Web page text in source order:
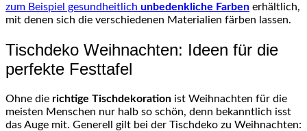
zum Beispiel gesundheitlich unbedenkliche Farben erhältlich,
mit denen sich die verschiedenen Materialien färben lassen.
Tischdeko Weihnachten: Ideen für die
perfekte Festtafel
Ohne die richtige Tischdekoration ist Weihnachten für die
meisten Menschen nur halb so schön, denn bekanntlich isst
das Auge mit. Generell gilt bei der Tischdeko zu Weihnachten: